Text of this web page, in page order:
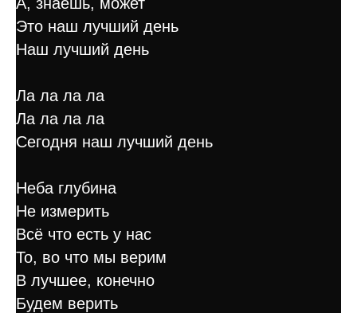
Это наш лучший день
Наш лучший день
Ла ла ла ла
Ла ла ла ла
Сегодня наш лучший день
Неба глубина
Не измерить
Всё что есть у нас
То, во что мы верим
В лучшее, конечно
Будем верить